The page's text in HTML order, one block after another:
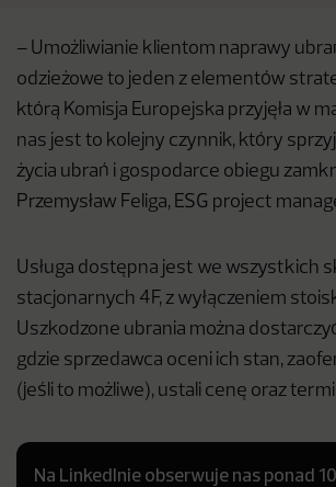
– Umożliwianie klientom naprawy
odzieżowe to jeden z elementów
którą Komisja Europejska przyjęła w
nas jest to kolejny czynnik, który
życia ubrań i gospodarce obiegu
Przemysław Feliga, ESG project
Usługa dostępna jest we wszystkich
stacjonarnych 4F, z wyłączeniem
Uszkodzone ubrania można
gdzie sprzedawca oceni ich stan,
(jeśli to możliwe), ustali cenę oraz
Na LinkedInie obserwuje nas ponad